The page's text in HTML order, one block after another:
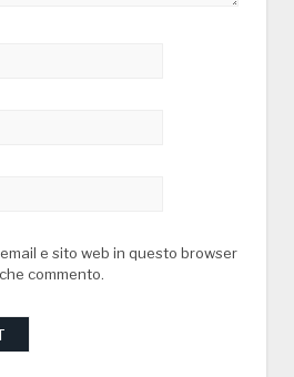
e sito web in questo browser
commento.